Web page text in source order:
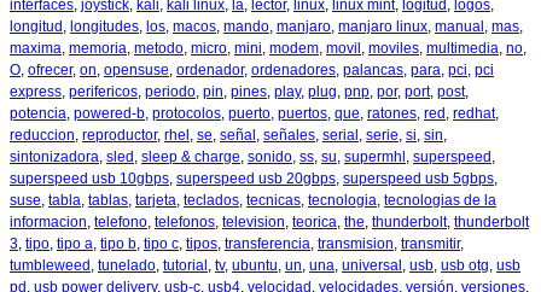
interfaces, joystick, kali, kali linux, la, lector, linux, linux mint, logitud , logos,
longitud , longitudes, los, macos, mando, manjaro, manjaro linux, manual , mas,
maxima, memoria, metodo, micro, mini, modem, movil , moviles, multimedia, no,
O, ofrecer, on, opensuse, ordenador, ordenadores, palancas, para, pci, pci
express, perifericos, periodo, pin, pines, play, plug, pnp, por, port, post,
potencia, powered-b, protocolos, puerto, puertos, que, ratones, red , redhat,
reduccion, reproductor, rhel , se, señal , señales, serial , serie, si, sin,
sintonizadora, sled , sleep & charge, sonido, ss, su, supermhl , superspeed ,
superspeed usb 10gbps, superspeed usb 20gbps, superspeed usb 5gbps,
suse, tabla, tablas, tarjeta, teclados, tecnicas, tecnologia, tecnologias de la
informacion, telefono, telefonos, television, teorica, the, thunderbolt, thunderbolt
3, tipo, tipo a, tipo b, tipo c, tipos, transferencia, transmision, transmitir,
tumbleweed , tunelado, tutorial , tv, ubuntu, un, una, universal , usb, usb otg, usb
pd , usb power delivery, usb-c, usb4, velocidad , velocidades, versión, versiones,